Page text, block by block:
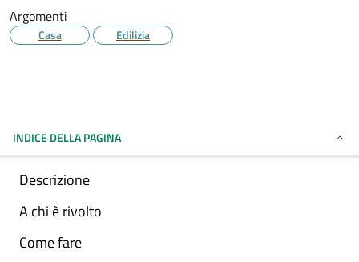
Argomenti
Casa Edilizia
INDICE DELLA PAGINA
Descrizione
A chi è rivolto
Come fare